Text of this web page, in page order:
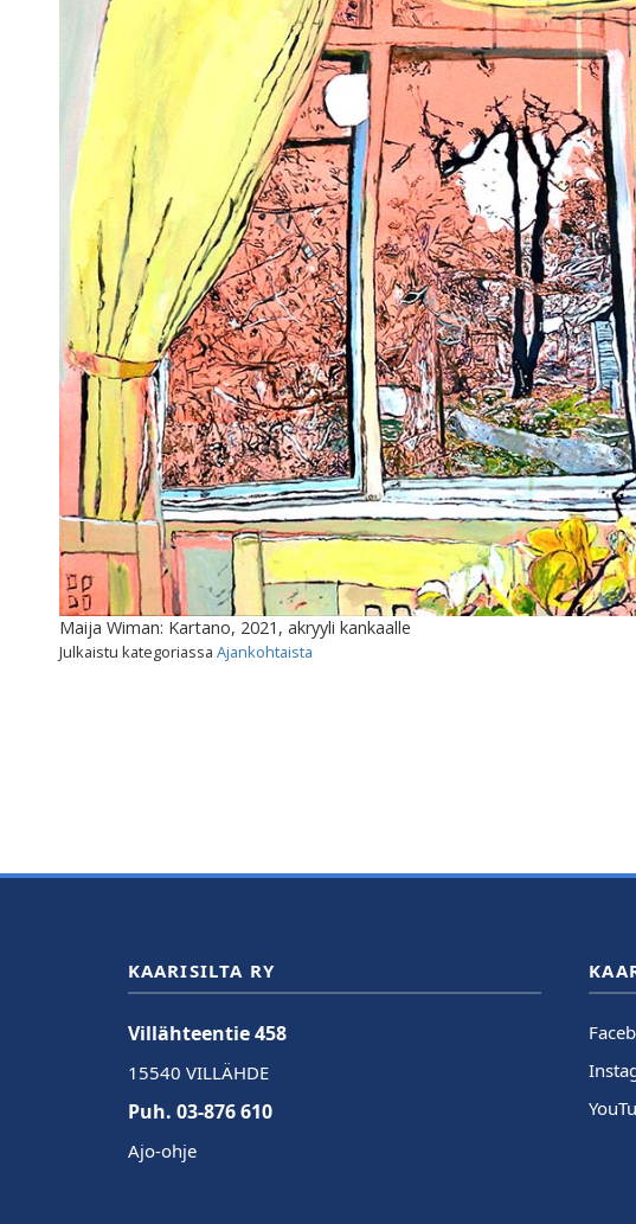
Maija Wiman: Kartano, 2021, akryyli kankaalle
Julkaistu kategoriassa Ajankohtaista
KAARISILTA RY
Villähteentie 458
15540 VILLÄHDE
Puh. 03-876 610
Ajo-ohje